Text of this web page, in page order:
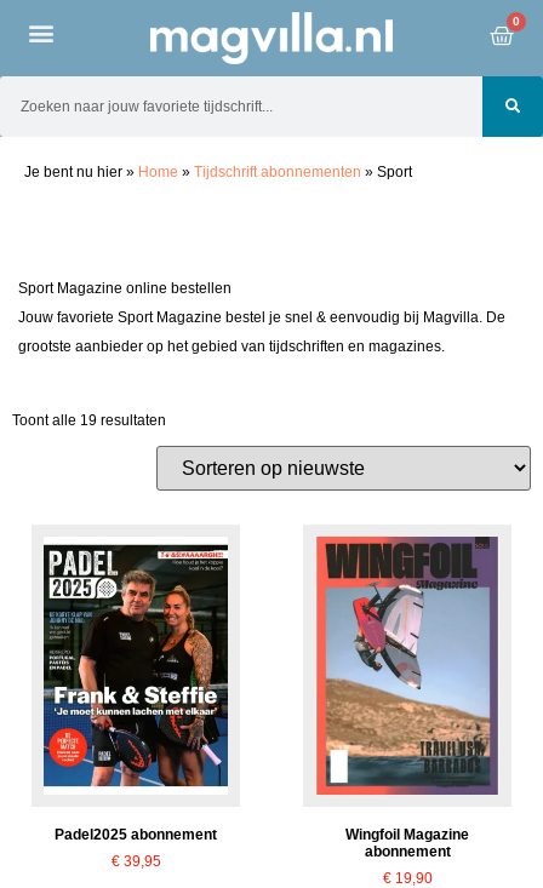
0
Je bent nu hier » Home » Tijdschrift abonnementen » Sport
Sport Magazine online bestellen
Jouw favoriete Sport Magazine bestel je snel & eenvoudig bij Magvilla. De
grootste aanbieder op het gebied van tijdschriften en magazines.
Toont alle 19 resultaten
Padel2025 abonnement
€39,95
Wingfoil Magazine
abonnement
€19,90